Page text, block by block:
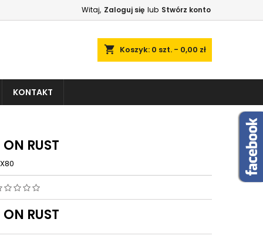
Witaj, Zaloguj się lub Stwórz konto
shopping_cart Koszyk: 0 szt. - 0,00 zł
KONTAKT
RUST
RUST